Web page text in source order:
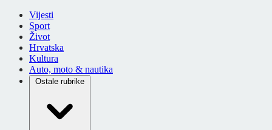
Vijesti
Sport
Život
Hrvatska
Kultura
Auto, moto & nautika
Ostale rubrike